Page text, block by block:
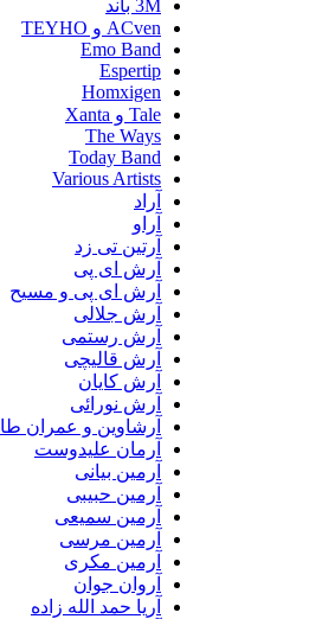
ACven و TEYHO
Emo Band
Espertip
Homxigen
The Ways
Today Band
Various Artists
آرتین تی زد
آرش ای پی
آرش ای پی و مسیح
آرش جلالی
آرش رستمی
آرش قالیچی
آرش کایان
آرش نورائی
آرشاوین و عمران طاهری
آرمان علیدوست
آرمین بیانی
آرمین حبیبی
آرمین سمیعی
آرمین مرسی
آرمین مکری
آروان جوان
آریا حمد الله زاده